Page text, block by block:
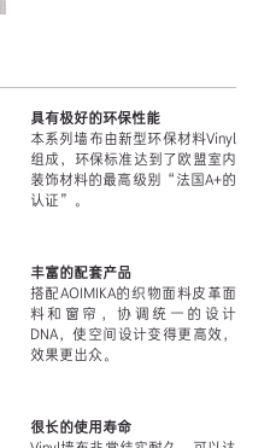
具有极好的环保性能
本系列墙布由新型环保材料Vinyl
组成，环保标准达到了欧盟室内
装饰材料的最高级别“法国A+的
认证”。
丰富的配套产品
搭配AOIMIKA的织物面料皮革面
料和窗帘，协调统一的设计
DNA，使空间设计变得更高效，
效果更出众。
很长的使用寿命